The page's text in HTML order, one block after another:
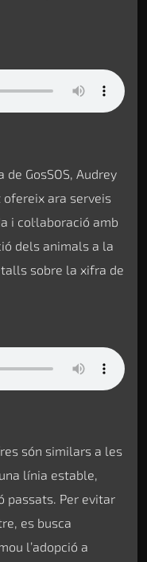
GosSOS, Audrey
ara serveis
i col·laboració amb
dels animals a la
sobre la xifra de
són similars a les
línia estable,
passats. Per evitar
es busca
l’adopció a